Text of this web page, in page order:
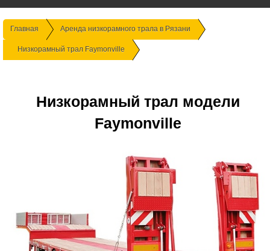
Главная Аренда низкорамного трала в Рязани
Низкорамный трал Faymonville
Низкорамный трал модели
Faymonville